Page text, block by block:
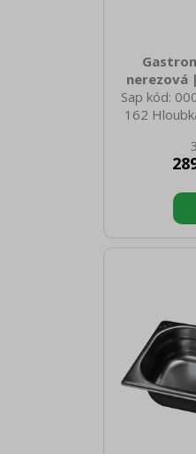
nerezová
Sap kód:
162
0.49 Šířka
brutto
Materiál:
Nerezové
100 Velikost